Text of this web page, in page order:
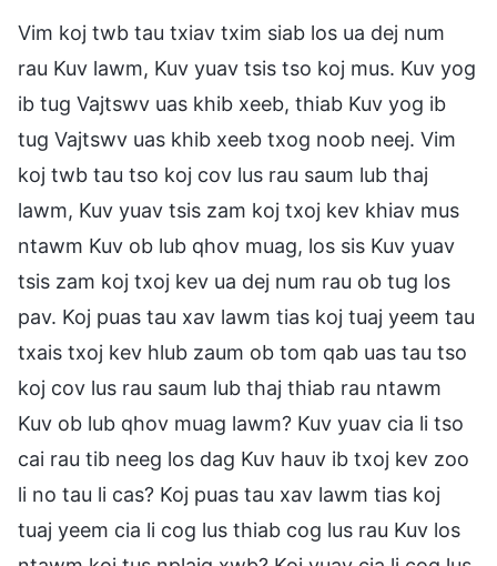
Vim koj twb tau txiav txim siab los ua dej num
rau Kuv lawm, Kuv yuav tsis tso koj mus. Kuv yog
ib tug Vajtswv uas khib xeeb, thiab Kuv yog ib
tug Vajtswv uas khib xeeb txog noob neej. Vim
koj twb tau tso koj cov lus rau saum lub thaj
lawm, Kuv yuav tsis zam koj txoj kev khiav mus
ntawm Kuv ob lub qhov muag, los sis Kuv yuav
tsis zam koj txoj kev ua dej num rau ob tug los
pav. Koj puas tau xav lawm tias koj tuaj yeem tau
txais txoj kev hlub zaum ob tom qab uas tau tso
koj cov lus rau saum lub thaj thiab rau ntawm
Kuv ob lub qhov muag lawm? Kuv yuav cia li tso
cai rau tib neeg los dag Kuv hauv ib txoj kev zoo
li no tau li cas? Koj puas tau xav lawm tias koj
tuaj yeem cia li cog lus thiab cog lus rau Kuv los